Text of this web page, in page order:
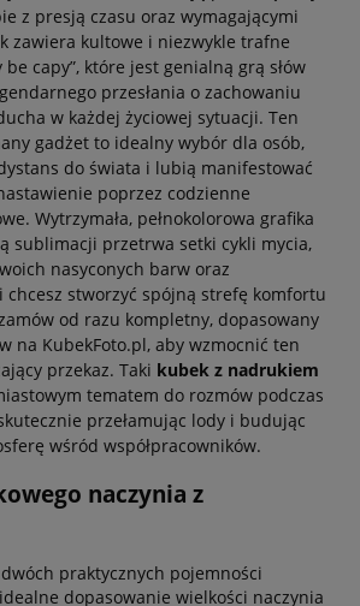
z presją czasu oraz wymagającymi
zawiera kultowe i niezwykle trafne
be capy”, które jest genialną grą słów
przesłania o zachowaniu
w każdej życiowej sytuacji. Ten
gadżet to idealny wybór dla osób,
do świata i lubią manifestować
poprzez codzienne
Wytrzymała, pełnokolorowa grafika
sublimacji przetrwa setki cykli mycia,
nasyconych barw oraz
chcesz stworzyć spójną strefę komfortu
od razu kompletny, dopasowany
na KubekFoto.pl, aby wzmocnić ten
przekaz. Taki kubek z nadrukiem
tematem do rozmów podczas
przełamując lody i budując
wśród współpracowników.
naczynia z
praktycznych pojemności
dopasowanie wielkości naczynia